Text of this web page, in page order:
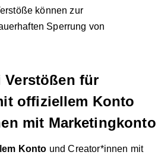
können zur
Sperrung von
Verstößen für
offiziellem Konto
mit Marketingkonto
Konto und Creator*innen mit